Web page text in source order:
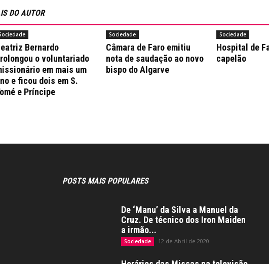
DO AUTOR
Bernardo
o voluntariado
em mais um
e ficou dois em S.
e Príncipe
Sociedade
Câmara de Faro emitiu
nota de saudação ao novo
bispo do Algarve
Sociedade
Hospital de
capelão
POSTS MAIS POPULARES
De ‘Manu’ da Silva a Manuel da
Cruz. De técnico dos Iron Maiden
a irmão...
Sociedade 12 de Abril de 2020